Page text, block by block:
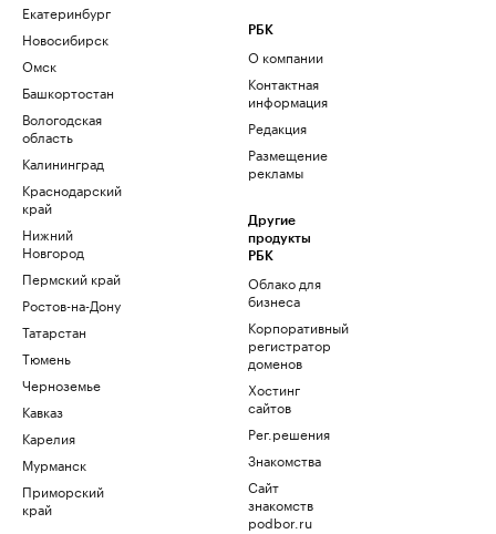
Екатеринбург
Новосибирск
Омск
Башкортостан
Вологодская
область
Калининград
Краснодарский
край
Нижний
Новгород
Пермский край
Ростов-на-Дону
Татарстан
Тюмень
Черноземье
Кавказ
Карелия
Мурманск
Приморский
край
РБК
О компании
Контактная
информация
Редакция
Размещение
рекламы
Другие
продукты
РБК
Облако для
бизнеса
Корпоративный
регистратор
доменов
Хостинг
сайтов
Рег.решения
Знакомства
Сайт
знакомств
podbor.ru